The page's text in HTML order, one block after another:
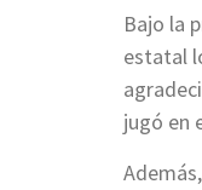
Bajo la
estatal
jugó en